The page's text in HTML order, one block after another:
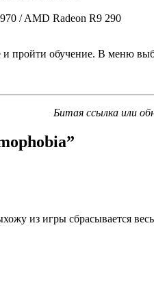
/ AMD Radeon R9 290
и пройти обучение. В меню
Битая ссылка или
”
из игры сбрасывается